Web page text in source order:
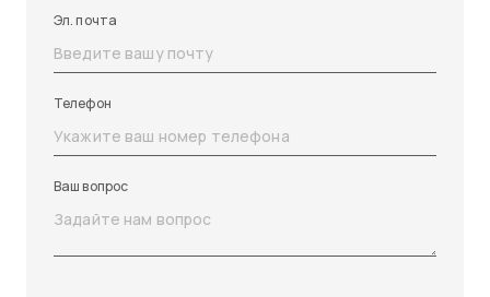
Эл. почта
Телефон
Ваш вопрос